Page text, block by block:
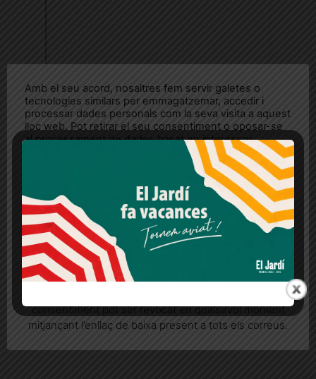
Amb el seu acord, nosaltres fem servir galetes o
tecnologies similars per emmagatzemar, accedir i
processar dades personals com la seva visita a aquest
lloc web. Pot retirar el seu consentiment o oposar-se
al processament de dades basat en interessos
legítims en qualsevol moment fent clic a "Ajustos de
cookies" o a la nostra Política de privacitat en aquest
lloc web. Si cliques "acceptar" dones el teu
Més informació Acceptar Rebutjar tot
Quan l’usuari crea un compte al Diari el Jardí, dona el
seu consentiment explícit per rebre comunicacions
consentiment pot ser revocat en qualsevol moment
mitjançant l’enllaç de baixa present a tots els correus.